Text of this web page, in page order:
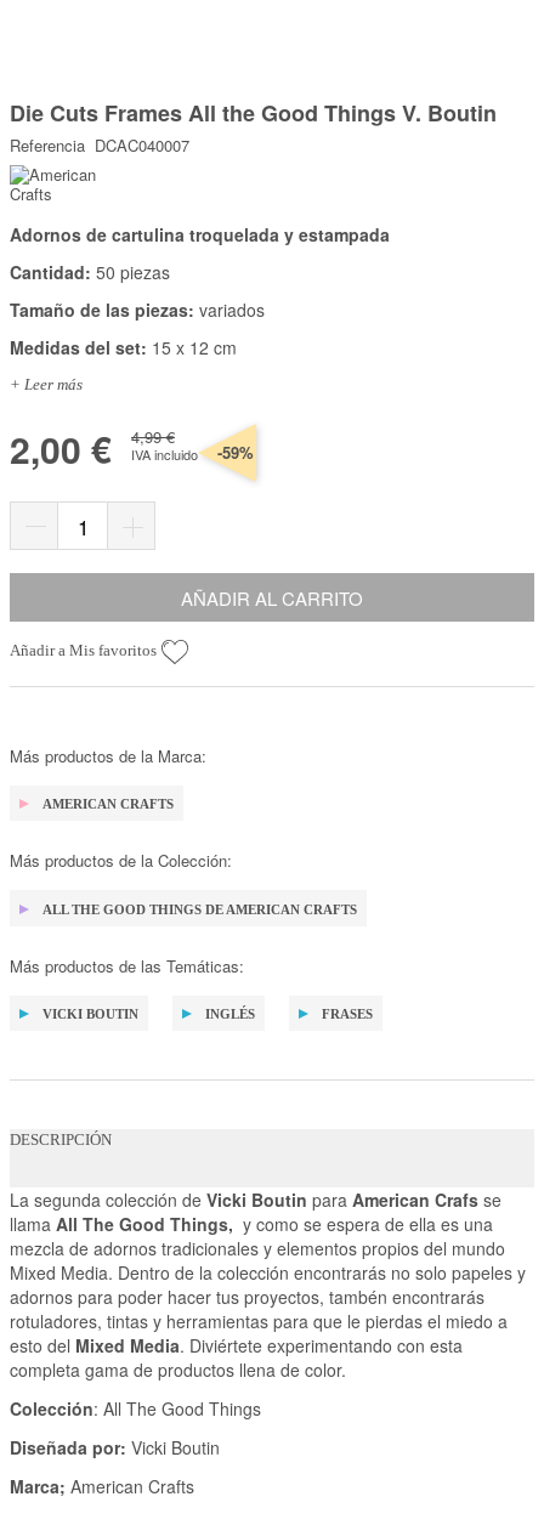
Top Ventas
Temática
Iniciar sesión/Regístrate
Somos Kimidori
comienzo
de
la
galería
de
imágenes
Die Cuts Frames All the Good Things V. Boutin
Referencia DCAC040007
Adornos de cartulina troquelada y estampada
Cantidad: 50 piezas
Tamaño de las piezas: variados
Medidas del set: 15 x 12 cm
+ Leer más
2,00 € 4,99 €
IVA incluido -59%
AÑADIR AL CARRITO
Añadir a Mis favoritos
Más productos de la Marca:
AMERICAN CRAFTS
Más productos de la Colección:
ALL THE GOOD THINGS DE AMERICAN CRAFTS
Más productos de las Temáticas:
VICKI BOUTIN INGLÉS FRASES
DESCRIPCIÓN
La segunda colección de Vicki Boutin para American Crafs se
llama All The Good Things, y como se espera de ella es una
mezcla de adornos tradicionales y elementos propios del mundo
Mixed Media. Dentro de la colección encontrarás no solo papeles y
adornos para poder hacer tus proyectos, tambén encontrarás
rotuladores, tintas y herramientas para que le pierdas el miedo a
esto del Mixed Media. Diviértete experimentando con esta
completa gama de productos llena de color.
Colección: All The Good Things
Diseñada por: Vicki Boutin
Marca; American Crafts